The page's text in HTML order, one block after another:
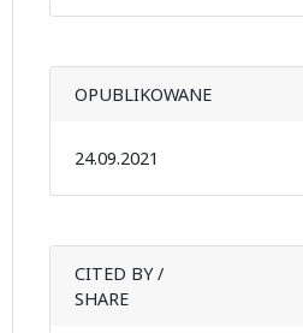
OPUBLIKOWANE
24.09.2021
CITED BY /
SHARE